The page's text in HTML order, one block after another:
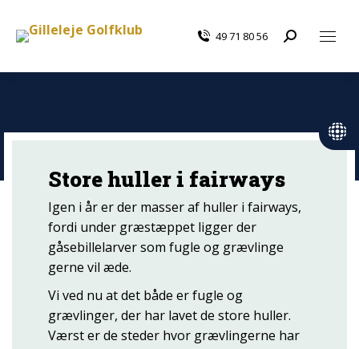
49 71 80 56 Search:
Store huller i fairways
Igen i år er der masser af huller i fairways,
fordi under græstæppet ligger der
gåsebillelarver som fugle og grævlinge
gerne vil æde.
Vi ved nu at det både er fugle og
grævlinger, der har lavet de store huller.
Værst er de steder hvor grævlingerne har